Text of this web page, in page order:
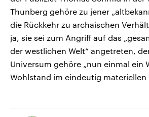
Thunberg gehöre zu jener
die Rückkehr zu archaischen
ja, sie sei zum Angriff auf das
der westlichen Welt“ angetreten,
Universum gehöre „nun einmal ein
Wohlstand im eindeutig materiellen